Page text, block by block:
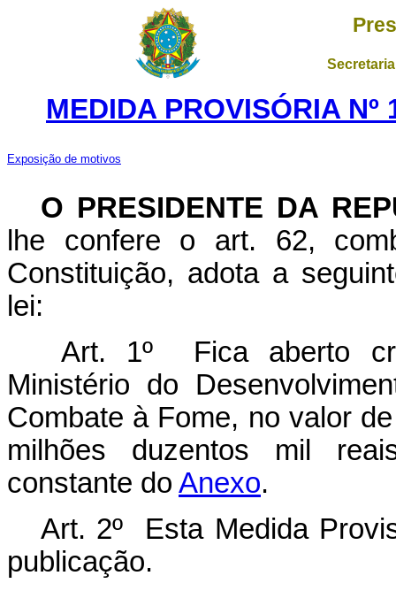
MEDIDA PROVISÓRIA Nº
Exposição de motivos
O PRESIDENTE DA
lhe confere o art. 62,
Constituição, adota a
lei:
Art. 1º Fica aberto
Ministério do
Combate à Fome, no valor
milhões duzentos mil
constante do Anexo.
Art. 2º Esta Medida
publicação.